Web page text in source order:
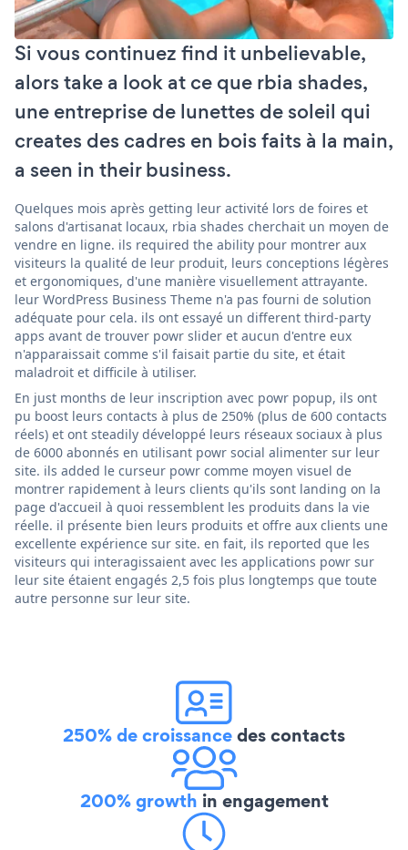
Si vous continuez find it unbelievable,
alors take a look at ce que rbia shades,
une entreprise de lunettes de soleil qui
creates des cadres en bois faits à la main,
a seen in their business.
Quelques mois après getting leur activité lors de foires et
salons d'artisanat locaux, rbia shades cherchait un moyen de
vendre en ligne. ils required the ability pour montrer aux
visiteurs la qualité de leur produit, leurs conceptions légères
et ergonomiques, d'une manière visuellement attrayante.
leur WordPress Business Theme n'a pas fourni de solution
adéquate pour cela. ils ont essayé un different third-party
apps avant de trouver powr slider et aucun d'entre eux
n'apparaissait comme s'il faisait partie du site, et était
maladroit et difficile à utiliser.
En just months de leur inscription avec powr popup, ils ont
pu boost leurs contacts à plus de 250% (plus de 600 contacts
réels) et ont steadily développé leurs réseaux sociaux à plus
de 6000 abonnés en utilisant powr social alimenter sur leur
site. ils added le curseur powr comme moyen visuel de
montrer rapidement à leurs clients qu'ils sont landing on la
page d'accueil à quoi ressemblent les produits dans la vie
réelle. il présente bien leurs produits et offre aux clients une
excellente expérience sur site. en fait, ils reported que les
visiteurs qui interagissaient avec les applications powr sur
leur site étaient engagés 2,5 fois plus longtemps que toute
autre personne sur leur site.
250% de croissancedes contacts
200% growth in engagement